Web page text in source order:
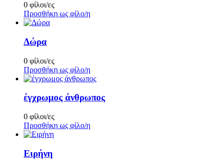
0 φίλοι/ες
Προσθήκη ως φίλο/η
Δώρα
0 φίλοι/ες
Προσθήκη ως φίλο/η
έγχρωμος άνθρωπος
0 φίλοι/ες
Προσθήκη ως φίλο/η
Ειρήνη